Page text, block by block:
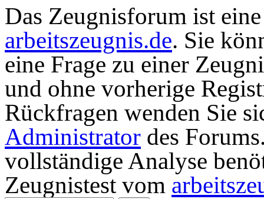
Das Zeugnisforum ist
arbeitszeugnis.de. Sie
eine Frage zu einer
und ohne vorherige
Rückfragen wenden Sie
Administrator des
vollständige Analyse
Zeugnistest vom